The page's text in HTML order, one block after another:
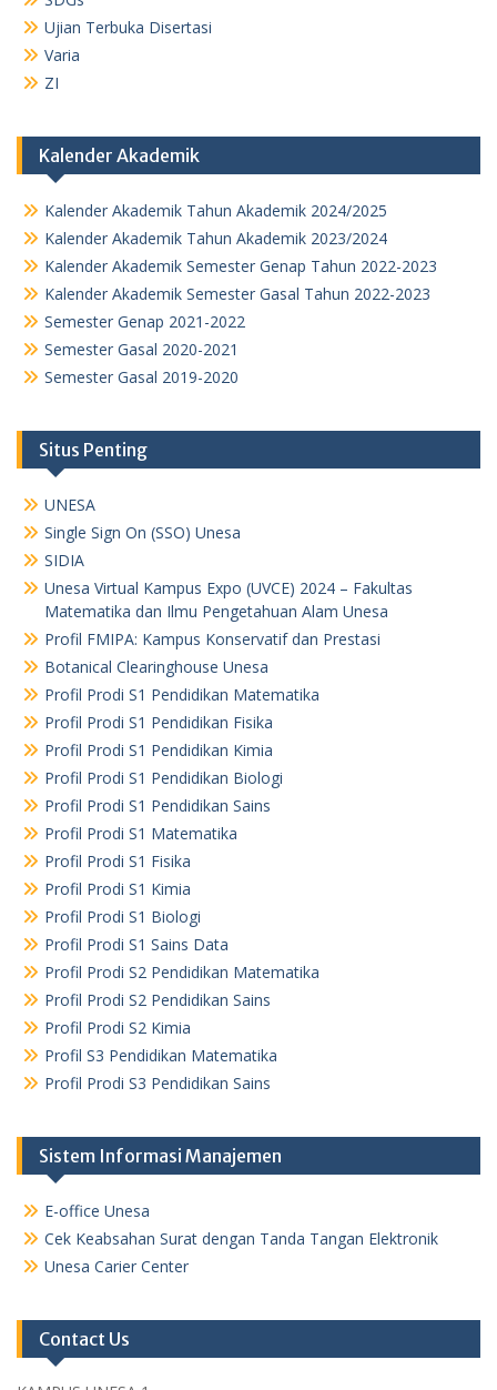
Ujian Terbuka Disertasi
Varia
ZI
Kalender Akademik
Kalender Akademik Tahun Akademik 2024/2025
Kalender Akademik Tahun Akademik 2023/2024
Kalender Akademik Semester Genap Tahun 2022-2023
Kalender Akademik Semester Gasal Tahun 2022-2023
Semester Genap 2021-2022
Semester Gasal 2020-2021
Semester Gasal 2019-2020
Situs Penting
UNESA
Single Sign On (SSO) Unesa
SIDIA
Unesa Virtual Kampus Expo (UVCE) 2024 – Fakultas
Matematika dan Ilmu Pengetahuan Alam Unesa
Profil FMIPA: Kampus Konservatif dan Prestasi
Botanical Clearinghouse Unesa
Profil Prodi S1 Pendidikan Matematika
Profil Prodi S1 Pendidikan Fisika
Profil Prodi S1 Pendidikan Kimia
Profil Prodi S1 Pendidikan Biologi
Profil Prodi S1 Pendidikan Sains
Profil Prodi S1 Matematika
Profil Prodi S1 Fisika
Profil Prodi S1 Kimia
Profil Prodi S1 Biologi
Profil Prodi S1 Sains Data
Profil Prodi S2 Pendidikan Matematika
Profil Prodi S2 Pendidikan Sains
Profil Prodi S2 Kimia
Profil S3 Pendidikan Matematika
Profil Prodi S3 Pendidikan Sains
Sistem Informasi Manajemen
E-office Unesa
Cek Keabsahan Surat dengan Tanda Tangan Elektronik
Unesa Carier Center
Contact Us